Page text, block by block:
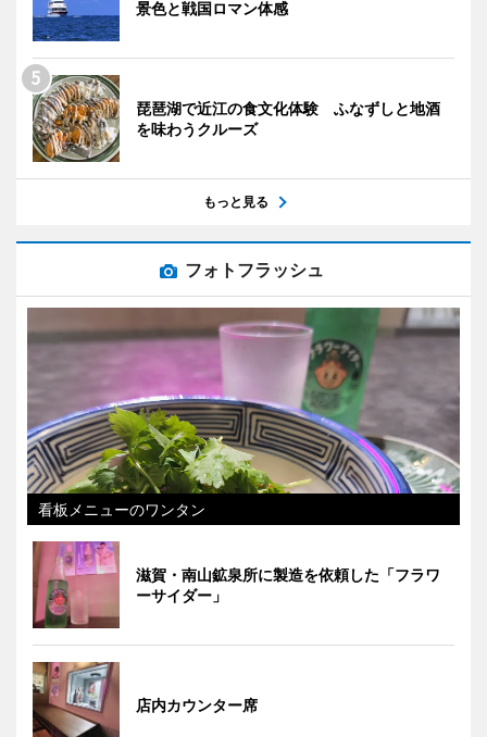
景色と戦国ロマン体感
琵琶湖で近江の食文化体験 ふなずしと地酒
を味わうクルーズ
もっと見る
フォトフラッシュ
看板メニューのワンタン
滋賀・南山鉱泉所に製造を依頼した「フラワ
ーサイダー」
店内カウンター席